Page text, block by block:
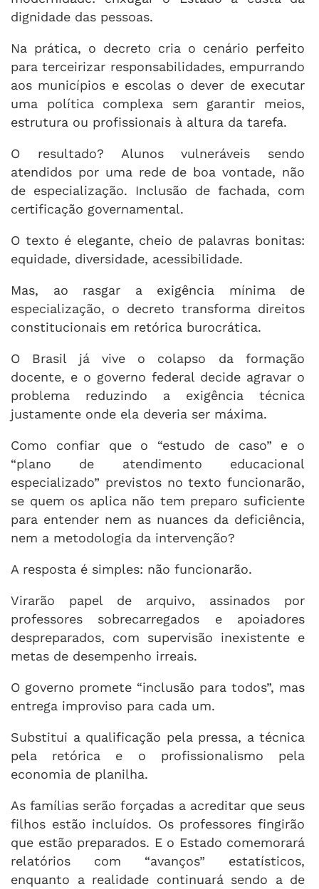
dignidade das pessoas.
Na prática, o decreto cria o cenário perfeito
para terceirizar responsabilidades, empurrando
aos municípios e escolas o dever de executar
uma política complexa sem garantir meios,
estrutura ou profissionais à altura da tarefa.
O resultado? Alunos vulneráveis sendo
atendidos por uma rede de boa vontade, não
de especialização. Inclusão de fachada, com
certificação governamental.
O texto é elegante, cheio de palavras bonitas:
equidade, diversidade, acessibilidade.
Mas, ao rasgar a exigência mínima de
especialização, o decreto transforma direitos
constitucionais em retórica burocrática.
O Brasil já vive o colapso da formação
docente, e o governo federal decide agravar o
problema reduzindo a exigência técnica
justamente onde ela deveria ser máxima.
Como confiar que o “estudo de caso” e o
“plano de atendimento educacional
especializado” previstos no texto funcionarão,
se quem os aplica não tem preparo suficiente
para entender nem as nuances da deficiência,
nem a metodologia da intervenção?
A resposta é simples: não funcionarão.
Virarão papel de arquivo, assinados por
professores sobrecarregados e apoiadores
despreparados, com supervisão inexistente e
metas de desempenho irreais.
O governo promete “inclusão para todos”, mas
entrega improviso para cada um.
Substitui a qualificação pela pressa, a técnica
pela retórica e o profissionalismo pela
economia de planilha.
As famílias serão forçadas a acreditar que seus
filhos estão incluídos. Os professores fingirão
que estão preparados. E o Estado comemorará
relatórios com “avanços” estatísticos,
enquanto a realidade continuará sendo a de